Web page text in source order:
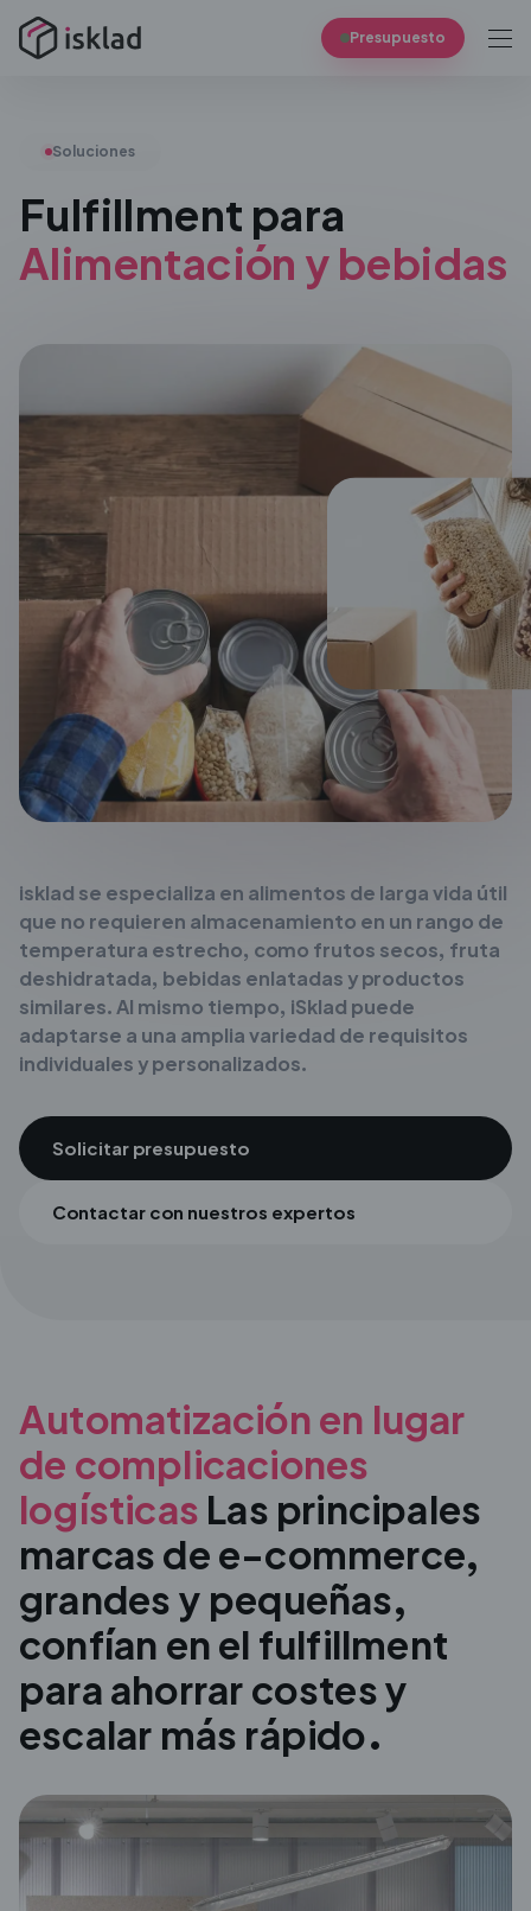
Presupuesto
Soluciones
Fulfillment para
Alimentación y bebidas
isklad se especializa en alimentos de larga vida útil
que no requieren almacenamiento en un rango de
temperatura estrecho, como frutos secos, fruta
deshidratada, bebidas enlatadas y productos
similares. Al mismo tiempo, iSklad puede
adaptarse a una amplia variedad de requisitos
individuales y personalizados.
Solicitar presupuesto
Contactar con nuestros expertos
Automatización en lugar
de complicaciones
logísticas Las principales
marcas de e-commerce,
grandes y pequeñas,
confían en el fulfillment
para ahorrar costes y
escalar más rápido.